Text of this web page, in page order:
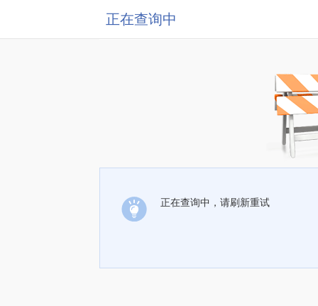
正在查询中
正在查询中，请刷新重试